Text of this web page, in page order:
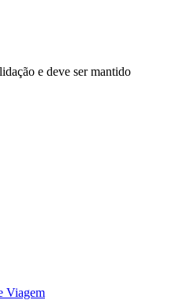
e deve ser mantido
Viagem